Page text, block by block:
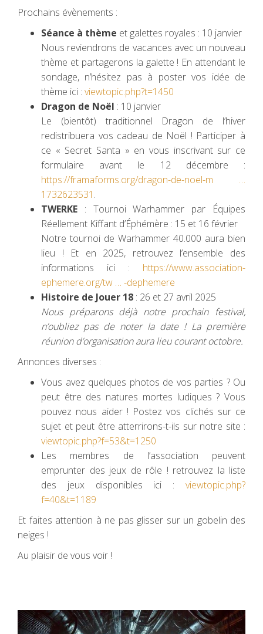
Prochains évènements :
Séance à thème et galettes royales : 10 janvier
Nous reviendrons de vacances avec un nouveau
thème et partagerons la galette ! En attendant le
sondage, n’hésitez pas à poster vos idée de
thème ici : viewtopic.php?t=1450
Dragon de Noël : 10 janvier
Le (bientôt) traditionnel Dragon de l’hiver
redistribuera vos cadeau de Noël ! Participer à
ce « Secret Santa » en vous inscrivant sur ce
formulaire avant le 12 décembre :
https://framaforms.org/dragon-de-noel-m …
1732623531 .
TWERKE : Tournoi Warhammer par Équipes
Réellement Kiffant d’Éphémère : 15 et 16 février
Notre tournoi de Warhammer 40.000 aura bien
lieu ! Et en 2025, retrouvez l’ensemble des
informations ici : https://www.association-
ephemere.org/tw … -dephemere
Histoire de Jouer 18 : 26 et 27 avril 2025
Nous préparons déjà notre prochain festival,
n’oubliez pas de noter la date ! La première
réunion d’organisation aura lieu courant octobre.
Annonces diverses :
Vous avez quelques photos de vos parties ? Ou
peut être des natures mortes ludiques ? Vous
pouvez nous aider ! Postez vos clichés sur ce
sujet et peut être atterrirons-t-ils sur notre site :
viewtopic.php?f=53&t=1250
Les membres de l’association peuvent
emprunter des jeux de rôle ! retrouvez la liste
des jeux disponibles ici : viewtopic.php?
f=40&t=1189
Et faites attention à ne pas glisser sur un gobelin des
neiges !
Au plaisir de vous voir !